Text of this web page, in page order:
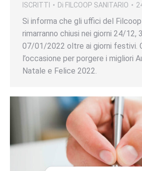
ISCRITTI Di FILCOOP SANITARIO
Si informa che gli uffici del
rimarranno chiusi nei giorni 24/12,
07/01/2022 oltre ai giorni festivi.
l’occasione per porgere i migliori
Natale e Felice 2022.